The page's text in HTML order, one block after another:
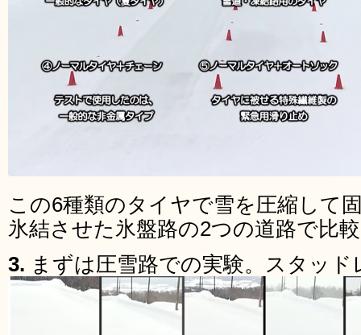
この6種類のタイヤで雪を圧縮して
氷結させた氷盤路の2つの道路で比
3. まずは圧雪路での実験。スタッ